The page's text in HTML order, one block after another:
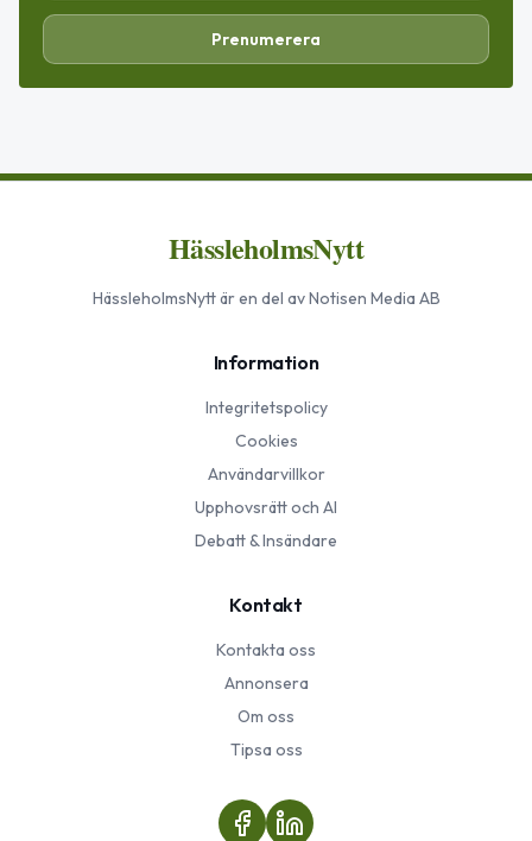
Prenumerera
HässleholmsNytt
HässleholmsNyttär en del av Notisen Media AB
Information
Integritetspolicy
Cookies
Användarvillkor
Upphovsrätt och AI
Debatt & Insändare
Kontakt
Kontakta oss
Annonsera
Om oss
Tipsa oss